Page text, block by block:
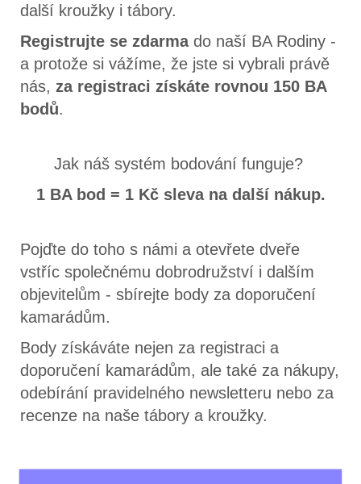
další kroužky i tábory.
Registrujte se zdarmado naší BA Rodiny -
a protože si vážíme, že jste si vybrali právě
nás, za registraci získáte rovnou 150 BA
bodů.
Jak náš systém bodování funguje?
1 BA bod = 1 Kč sleva na další nákup.
Pojďte do toho s námi a otevřete dveře
vstříc společnému dobrodružství i dalším
objevitelům - sbírejte body za doporučení
kamarádům.
Body získáváte nejen za registraci a
doporučení kamarádům, ale také za nákupy,
odebírání pravidelného newsletteru nebo za
recenze na naše tábory a kroužky.